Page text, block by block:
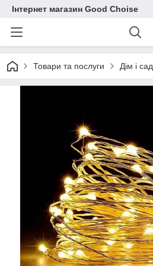
Інтернет магазин Good Choise
Товари та послуги Дім і сад